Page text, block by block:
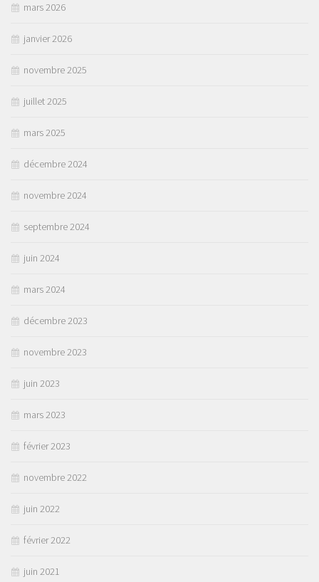
mars 2026
janvier 2026
novembre 2025
juillet 2025
mars 2025
décembre 2024
novembre 2024
septembre 2024
juin 2024
mars 2024
décembre 2023
novembre 2023
juin 2023
mars 2023
février 2023
novembre 2022
juin 2022
février 2022
juin 2021